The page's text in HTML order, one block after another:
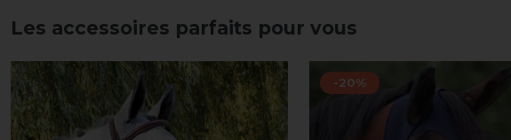
Les accessoires parfaits pour vous
-20%